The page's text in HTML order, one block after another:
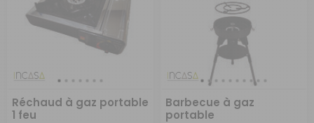
Réchaud à gaz portable
1 feu
Barbecue à gaz
portable